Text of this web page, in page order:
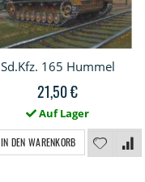
Sd.Kfz. 165 Hummel
21,50 €
Auf Lager
IN DEN WARENKORB